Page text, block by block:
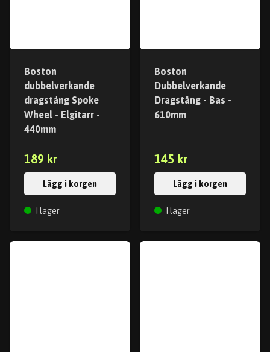
Boston
dubbelverkande
dragstång Spoke
Wheel - Elgitarr -
440mm
189 kr
Lägg i korgen
I lager
Boston
Dubbelverkande
Dragstång - Bas -
610mm
145 kr
Lägg i korgen
I lager